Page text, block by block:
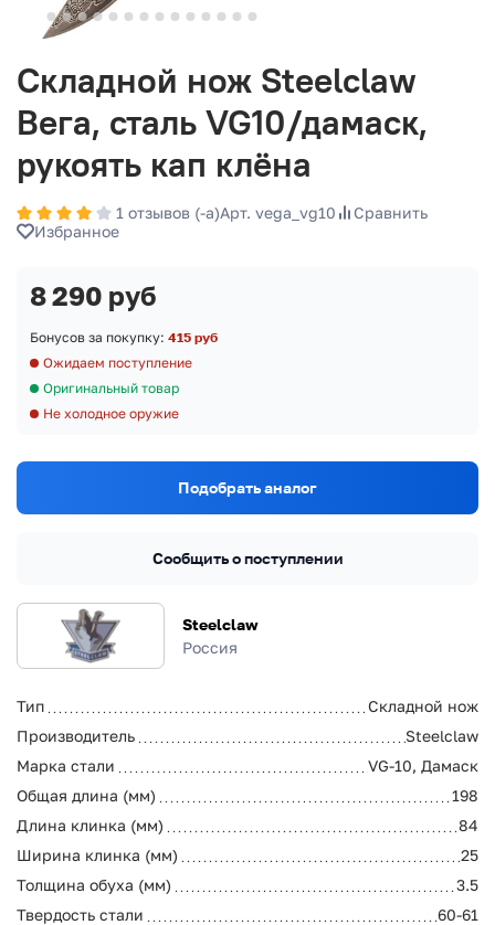
Складной нож Steelclaw
Вега, сталь VG10/дамаск,
рукоять кап клёна
1 отзывов (-а)Арт. vega_vg10
Сравнить
Избранное
Steelclaw
Россия
Тип
Складной нож
Производитель
Steelclaw
Марка стали
VG-10, Дамаск
Общая длина (мм)
198
Длина клинка (мм)
84
Ширина клинка (мм)
25
Толщина обуха (мм)
3.5
Твердость стали
60-61
8 290 руб
Бонусов за покупку: 415 руб
Ожидаем поступление
Оригинальный товар
Не холодное оружие
Подобрать аналог
Сообщить о поступлении